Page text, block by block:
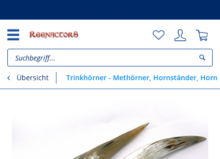
Übersicht Trinkhörner - Methörner, Hornständer,